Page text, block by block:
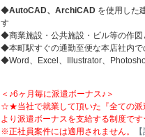
◆AutoCAD、ArchiCAD を使用した
す
◆商業施設・公共施設・ビル等の作図
◆本町駅すぐの通勤至便な本店社内で
◆Word、Excel、Illustrator、
＜♪6ヶ月毎に派遣ボーナス♪＞
☆★当社で就業して頂いた『全ての派
より派遣ボーナスを支給する制度で
※正社員案件には適用されません。